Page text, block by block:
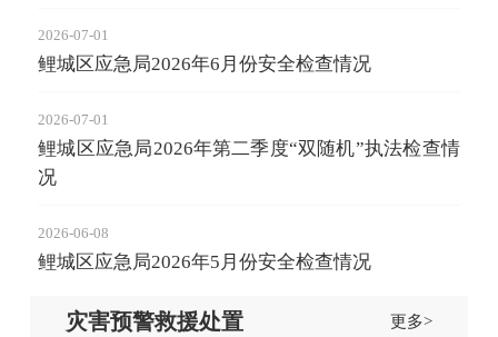
2026-07-01
鲤城区应急局2026年6月份安全检查情况
2026-07-01
鲤城区应急局2026年第二季度“双随机”执法检查情
况
2026-06-08
鲤城区应急局2026年5月份安全检查情况
灾害预警救援处置 更多>